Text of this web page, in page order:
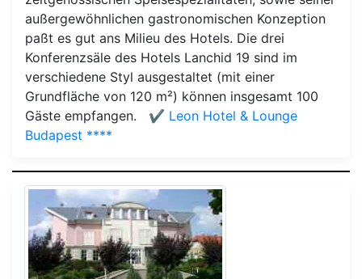
außergewöhnlichen gastronomischen Konzeption
paßt es gut ans Milieu des Hotels. Die drei
Konferenzsäle des Hotels Lanchid 19 sind im
verschiedene Styl ausgestaltet (mit einer
Grundfläche von 120 m²) können insgesamt 100
Gäste empfangen. ✔️ Leon Hotel & Lounge
Budapest ****